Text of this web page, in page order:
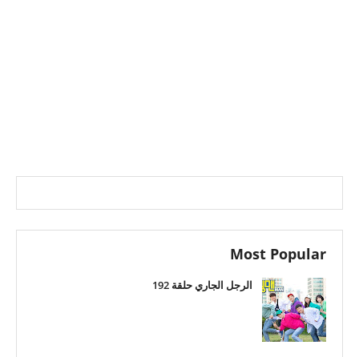
Most Popular
الرجل الجاري حلقة 192